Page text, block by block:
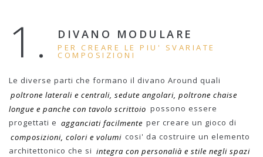
1. DIVANO MODULARE
PER CREARE LE PIU' SVARIATE
COMPOSIZIONI
Le diverse parti che formano il divano Around quali
poltrone laterali e centrali, sedute angolari, poltrone chaise
longue e panche con tavolo scrittoio possono essere
progettati e agganciati facilmente per creare un gioco di
composizioni, colori e volumi cosi' da costruire un elemento
architettonico che si integra con personalià e stile negli spazi